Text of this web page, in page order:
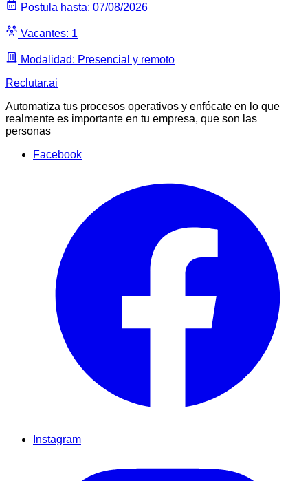
Postula hasta: 07/08/2026
Vacantes: 1
Modalidad: Presencial y remoto
Reclutar.ai
Automatiza tus procesos operativos y enfócate en lo que
realmente es importante en tu empresa, que son las
personas
Facebook
Instagram